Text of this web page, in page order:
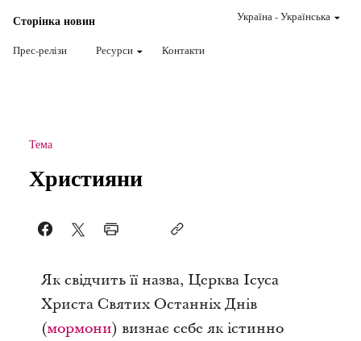
Сторінка новин
Прес-релізи Ресурси Контакти
Україна-Українська
Тема
Християни
Як свідчить її назва, Церква Ісуса
Христа Святих Останніх Днів
(мормони) визнає себе як істинно